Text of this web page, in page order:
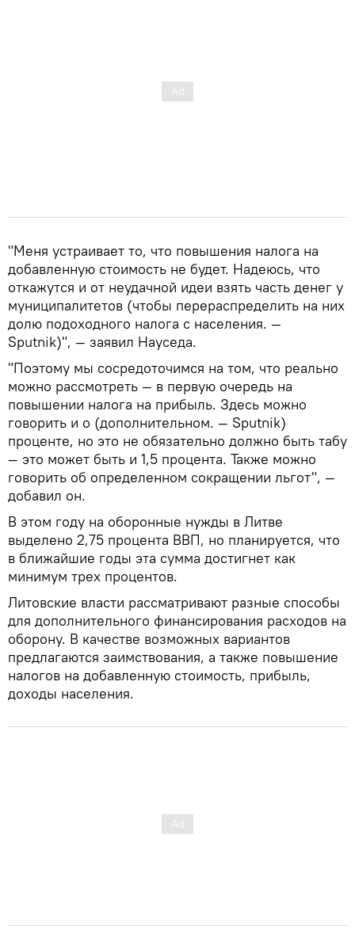
"Меня устраивает то, что повышения налога на
добавленную стоимость не будет. Надеюсь, что
откажутся и от неудачной идеи взять часть денег у
муниципалитетов (чтобы перераспределить на них
долю подоходного налога с населения. —
Sputnik)", — заявил Науседа.
"Поэтому мы сосредоточимся на том, что реально
можно рассмотреть — в первую очередь на
повышении налога на прибыль. Здесь можно
говорить и о (дополнительном. — Sputnik)
проценте, но это не обязательно должно быть табу
— это может быть и 1,5 процента. Также можно
говорить об определенном сокращении льгот", —
добавил он.
В этом году на оборонные нужды в Литве
выделено 2,75 процента ВВП, но планируется, что
в ближайшие годы эта сумма достигнет как
минимум трех процентов.
Литовские власти рассматривают разные способы
для дополнительного финансирования расходов на
оборону. В качестве возможных вариантов
предлагаются заимствования, а также повышение
налогов на добавленную стоимость, прибыль,
доходы населения.